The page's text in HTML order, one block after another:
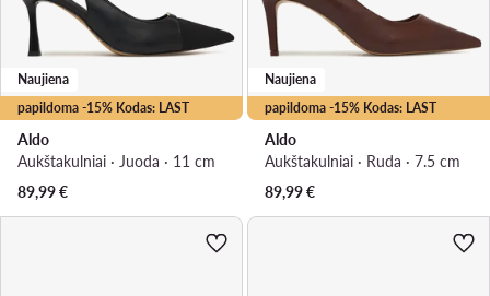
papildoma -15% Kodas: LAST
Naujiena
Aldo
Aukštakulniai · Juoda · 11 cm
89,99€
papildoma -15% Kodas: LAST
Naujiena
Aldo
Aukštakulniai · Ruda · 7.5 cm
89,99€